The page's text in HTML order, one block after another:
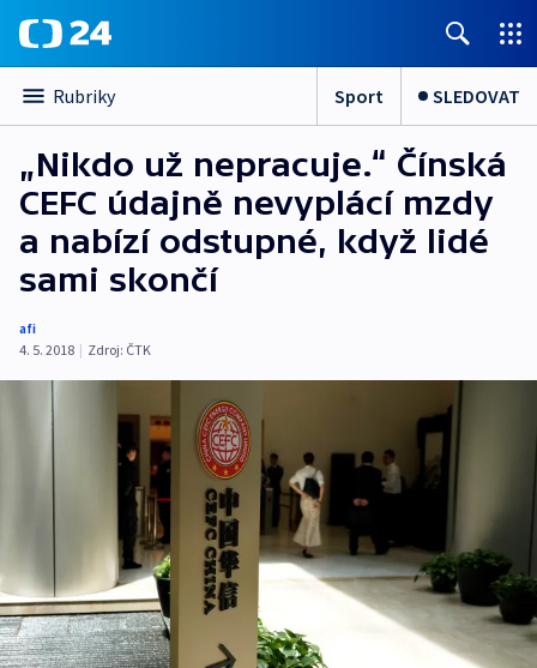
Rubriky Sport SLEDOVAT
„Nikdo už nepracuje.“ Čínská
CEFC údajně nevyplácí mzdy
a nabízí odstupné, když lidé
sami skončí
afi
4. 5. 2018 | Zdroj: ČTK